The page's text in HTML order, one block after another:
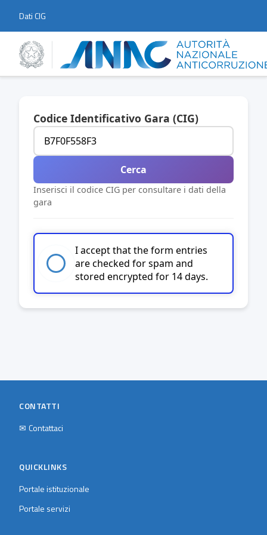
Dati CIG
Codice Identificativo Gara (CIG)
Cerca
Inserisci il codice CIG per consultare i dati della
gara
I accept that the form entries
are checked for spam and
stored encrypted for 14 days.
CONTATTI
✉ Contattaci
QUICKLINKS
Portale istituzionale
Portale servizi